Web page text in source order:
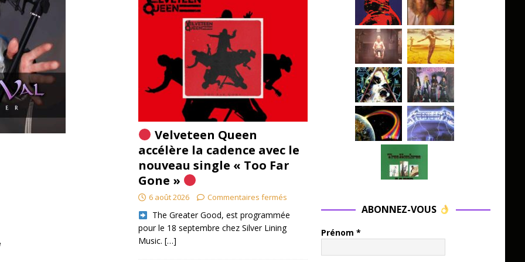
Velveteen Queen
accélère la cadence avec le
nouveau single « Too Far
Gone »
6 août 2026 Commentaires fermés
​ The Greater Good, est programmée
pour le 18 septembre chez Silver Lining
Music. […]
ABONNEZ-VOUS
Prénom *